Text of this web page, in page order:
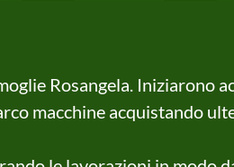
Rosangela. Iniziarono
macchine acquistando